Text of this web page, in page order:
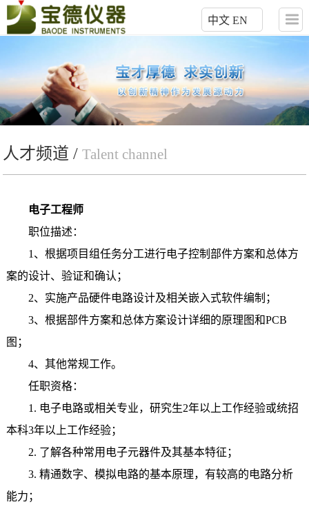
中文 EN
人才频道 /Talent channel
电子工程师
职位描述：
1、根据项目组任务分工进行电子控制部件方案和总体方
案的设计、验证和确认；
2、实施产品硬件电路设计及相关嵌入式软件编制；
3、根据部件方案和总体方案设计详细的原理图和PCB
图；
4、其他常规工作。
任职资格：
1. 电子电路或相关专业，研究生2年以上工作经验或统招
本科3年以上工作经验；
2. 了解各种常用电子元器件及其基本特征；
3. 精通数字、模拟电路的基本原理，有较高的电路分析
能力；